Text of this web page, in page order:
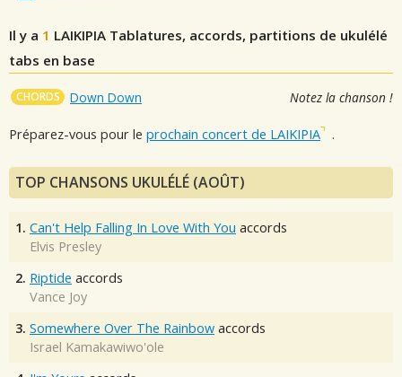
Il y a 1 LAIKIPIA Tablatures, accords, partitions de ukulélé
tabs en base
CHORDS Down Down Notez la chanson !
Préparez-vous pour le prochain concert de LAIKIPIA .
TOP CHANSONS UKULÉLÉ (AOÛT)
1. Can't Help Falling In Love With You accords
Elvis Presley
2. Riptide accords
Vance Joy
3. Somewhere Over The Rainbow accords
Israel Kamakawiwo'ole